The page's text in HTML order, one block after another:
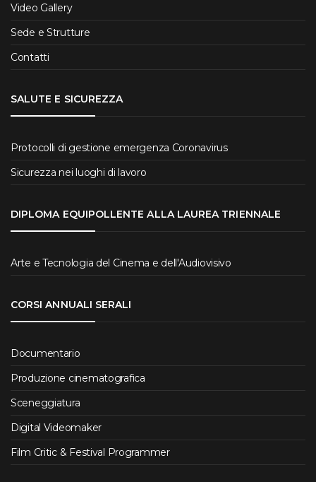
Video Gallery
Sede e Strutture
Contatti
SALUTE E SICUREZZA
Protocolli di gestione emergenza Coronavirus
Sicurezza nei luoghi di lavoro
DIPLOMA EQUIPOLLENTE ALLA LAUREA TRIENNALE
Arte e Tecnologia del Cinema e dell'Audiovisivo
CORSI ANNUALI SERALI
Documentario
Produzione cinematografica
Sceneggiatura
Digital Videomaker
Film Critic & Festival Programmer